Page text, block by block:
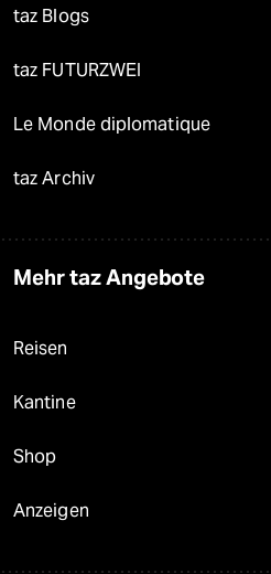
taz Blogs
taz FUTURZWEI
Le Monde diplomatique
taz Archiv
Mehr taz Angebote
Reisen
Kantine
Shop
Anzeigen